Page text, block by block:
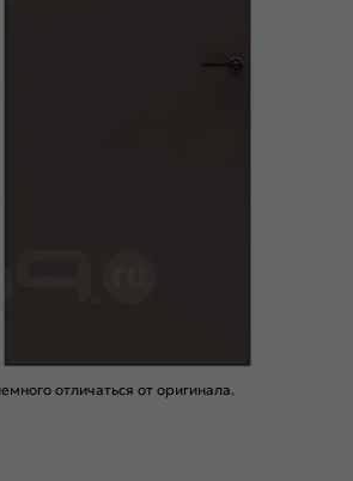
отличаться от оригинала.